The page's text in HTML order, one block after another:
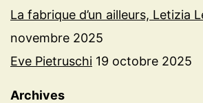
La fabrique d’un ailleurs, Letizia
novembre 2025
Eve Pietruschi 19 octobre 2025
Archives